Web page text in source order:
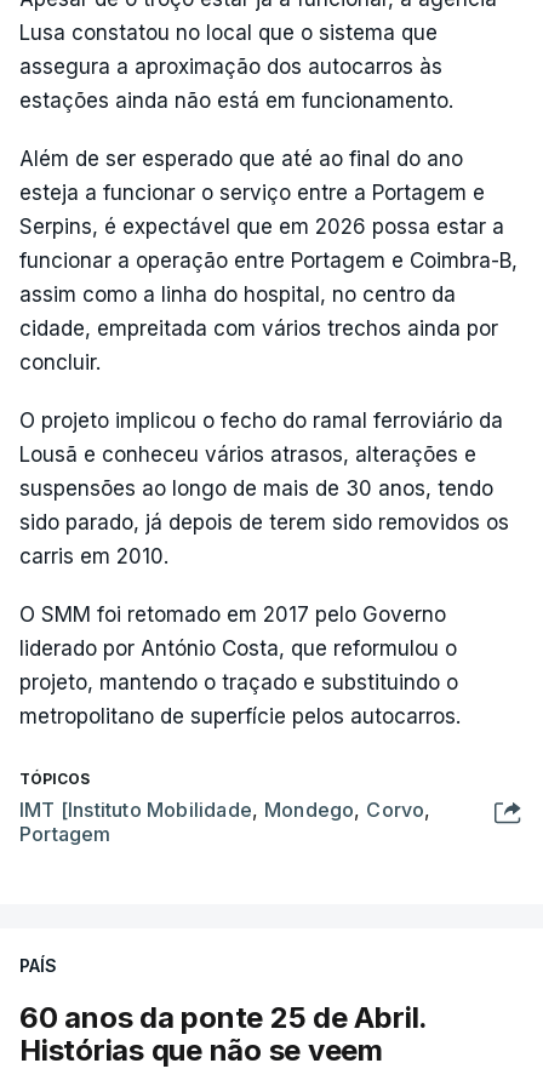
Lusa constatou no local que o sistema que
assegura a aproximação dos autocarros às
estações ainda não está em funcionamento.
Além de ser esperado que até ao final do ano
esteja a funcionar o serviço entre a Portagem e
Serpins, é expectável que em 2026 possa estar a
funcionar a operação entre Portagem e Coimbra-B,
assim como a linha do hospital, no centro da
cidade, empreitada com vários trechos ainda por
concluir.
O projeto implicou o fecho do ramal ferroviário da
Lousã e conheceu vários atrasos, alterações e
suspensões ao longo de mais de 30 anos, tendo
sido parado, já depois de terem sido removidos os
carris em 2010.
O SMM foi retomado em 2017 pelo Governo
liderado por António Costa, que reformulou o
projeto, mantendo o traçado e substituindo o
metropolitano de superfície pelos autocarros.
TÓPICOS
IMT [Instituto Mobilidade, Mondego, Corvo,
Portagem
PAÍS
60 anos da ponte 25 de Abril.
Histórias que não se veem